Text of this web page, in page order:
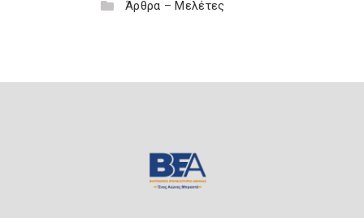
Άρθρα – Μελέτες